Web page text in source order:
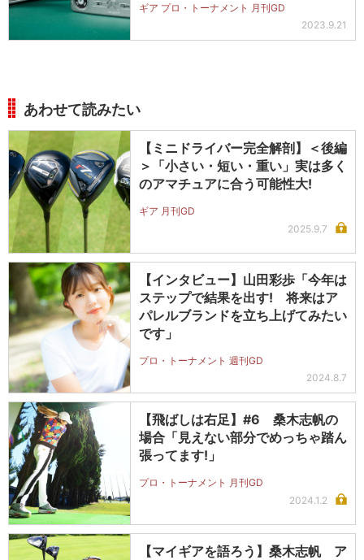
ギア プロ・トーナメント 月刊GD
2023.9.21
あわせて読みたい
【ミニドライバー完全解剖】＜後編
＞「小さい・短い・重い」実は多く
のアマチュアに合う可能性大!
ギア 月刊GD
2025.9.7
【インタビュー】山田彩歩「今年は
ステップで結果を出す! 将来はア
パレルブランドを立ち上げてみたい
です」
プロ・トーナメント 週刊GD
2024.8.7
【飛ばしは右足】#6 桑木志帆の
場合「見えない部分でめっちゃ踏ん
張ってます!」
プロ・トーナメント 月刊GD
2024.1.2
【マイギアを語ろう】桑木志帆 ア